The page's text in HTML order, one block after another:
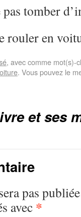
tomber
rouler en
, avec comme mot(s)-
. Vous pouvez le
et ses
pas
avec *